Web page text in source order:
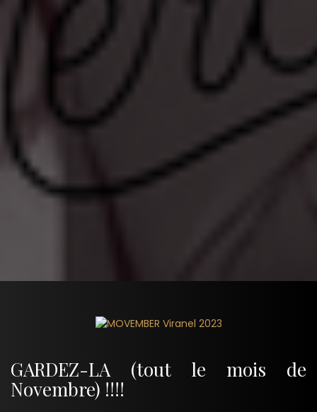
GARDEZ-LA (tout le mois de
Novembre) !!!!